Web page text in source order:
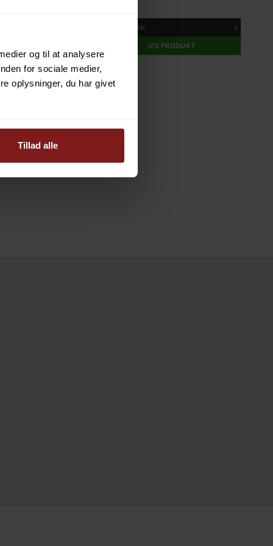
og til at analysere
for sociale medier,
oplysninger, du har givet
Tillad alle
231,00 DKK
VIS PRODUKT